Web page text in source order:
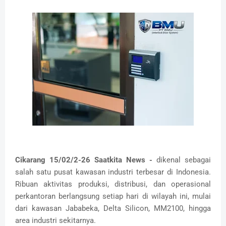
Cikarang 15/02/2-26 Saatkita News - dikenal sebagai
salah satu pusat kawasan industri terbesar di Indonesia.
Ribuan aktivitas produksi, distribusi, dan operasional
perkantoran berlangsung setiap hari di wilayah ini, mulai
dari kawasan Jababeka, Delta Silicon, MM2100, hingga
area industri sekitarnya.